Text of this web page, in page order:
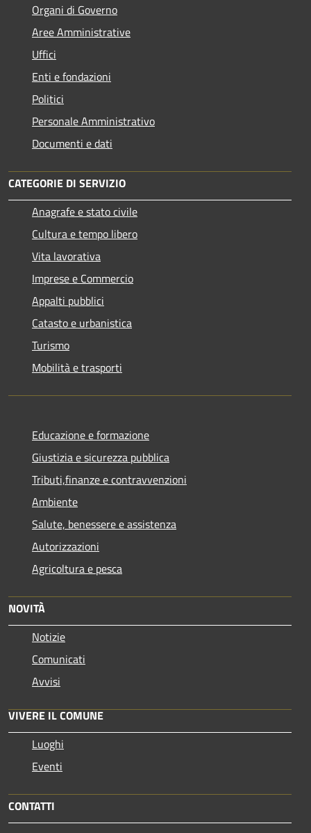
Organi di Governo
Aree Amministrative
Uffici
Enti e fondazioni
Politici
Personale Amministrativo
Documenti e dati
CATEGORIE DI SERVIZIO
Anagrafe e stato civile
Cultura e tempo libero
Vita lavorativa
Imprese e Commercio
Appalti pubblici
Catasto e urbanistica
Turismo
Mobilità e trasporti
Educazione e formazione
Giustizia e sicurezza pubblica
Tributi,finanze e contravvenzioni
Ambiente
Salute, benessere e assistenza
Autorizzazioni
Agricoltura e pesca
NOVITÀ
Notizie
Comunicati
Avvisi
VIVERE IL COMUNE
Luoghi
Eventi
CONTATTI